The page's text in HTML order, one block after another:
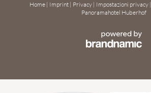
Home | Imprint | Privacy | Impostazioni privacy |
Panoramahotel Huberhof